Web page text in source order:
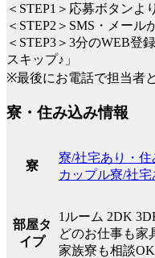
＜STEP1＞応募ボタンよ
＜STEP2＞SMS・メー
＜STEP3＞3分のWEB登
スキップ♪」
※最後にお電話で担当者
寮・住み込み情報
寮
寮/社宅あり・住
カップル寮/社宅
部屋タ
イプ
1ルーム 2DK
どのお仕事も家
家族寮も相談OK